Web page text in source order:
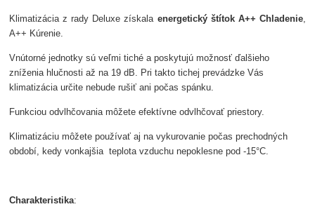
Klimatizácia z rady Deluxe získala energetický štítok A++ Chladenie,
A++ Kúrenie.
Vnútorné jednotky sú veľmi tiché a poskytujú možnosť ďalšieho
zníženia hlučnosti až na 19 dB. Pri takto tichej prevádzke Vás
klimatizácia určite nebude rušiť ani počas spánku.
Funkciou odvlhčovania môžete efektívne odvlhčovať priestory.
Klimatizáciu môžete používať aj na vykurovanie počas prechodných
období, kedy vonkajšia teplota vzduchu nepoklesne pod -15°C.
Charakteristika: